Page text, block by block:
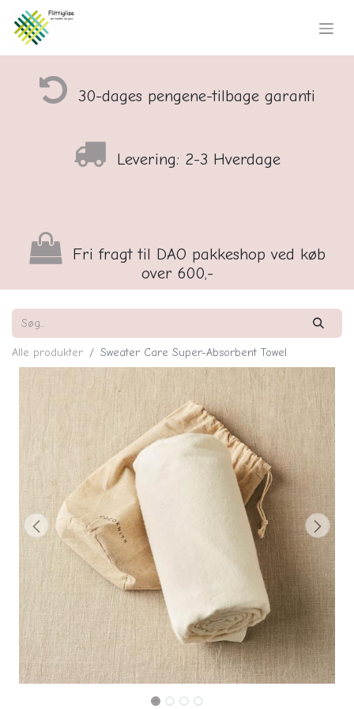
30-dages pengene-tilbage garanti
Levering: 2-3 Hverdage
Fri fragt til DAO pakkeshop ved køb
over 600,-
Alle produkter Sweater Care Super-Absorbent Towel